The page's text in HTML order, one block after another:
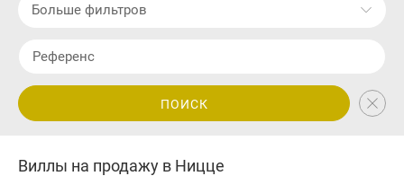
Больше фильтров
ПОИСК
Виллы на продажу в Ницце